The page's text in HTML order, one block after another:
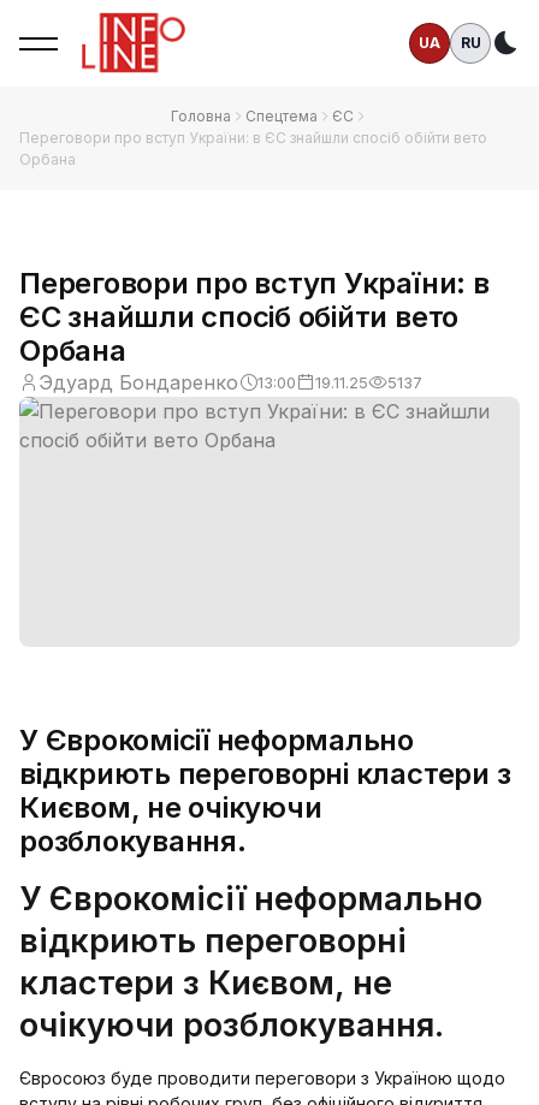
UA RU
Головна Спецтема
ЄС
Переговори про вступ України: в ЄС знайшли спосіб обійти вето
Орбана
Переговори про вступ України: в
ЄС знайшли спосіб обійти вето
Орбана
Эдуард Бондаренко 13:00 19.11.25 5137
У Єврокомісії неформально
відкриють переговорні кластери з
Києвом, не очікуючи
розблокування.
У Єврокомісії неформально
відкриють переговорні
кластери з Києвом, не
очікуючи розблокування.
Євросоюз буде проводити переговори з Україною щодо